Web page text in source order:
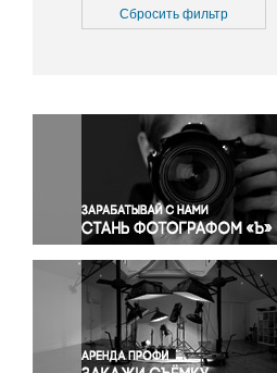
Медицина
Окружающая среда
Политика
Правосудие
Происшествия и конфликты
Религия
Светская жизнь
Спорт
Экология
Экономика и бизнес
Сбросить фильтр